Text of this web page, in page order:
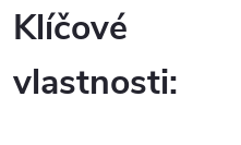
Klíčové
vlastnosti: